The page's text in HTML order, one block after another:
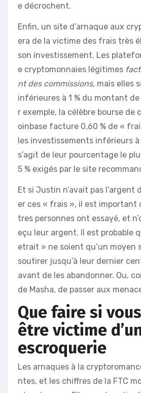
e décrochent.
Enfin, un site d’arnaque aux
era de la victime des frais très
son investissement. Les
e cryptomonnaies légitimes
nt des commissions, mais elles
inférieures à 1 % du montant
r exemple, la célèbre bourse de
oinbase facture 0,60 % de «
les investissements inférieurs à
s’agit de leur pourcentage le
5 % exigés par le site
Et si Justin n’avait pas l’argent
er ces « frais », il est important
tres personnes ont essayé, et
eçu leur argent. Il est probable
etrait » ne soient qu’un moyen
soutirer jusqu’à leur dernier
avant de les abandonner. Ou,
de Masha, de passer aux
Que faire si
être victime
escroquerie
Les arnaques à la
ntes, et les chiffres de la FTC